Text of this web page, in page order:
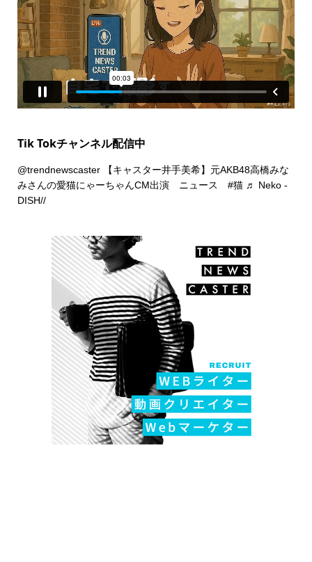
Tik Tokチャンネル配信中
@trendnewscaster【キャスター井手美希】元AKB48高橋みな
みさんの愛猫にゃーちゃんCM出演 ニュース #猫 ♬ Neko -
DISH//